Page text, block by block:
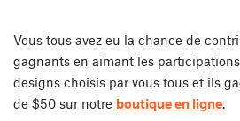
Vous tous avez eu la chance de
gagnants en aimant les
designs choisis par vous tous et ils
de $50 sur notre boutique en ligne.